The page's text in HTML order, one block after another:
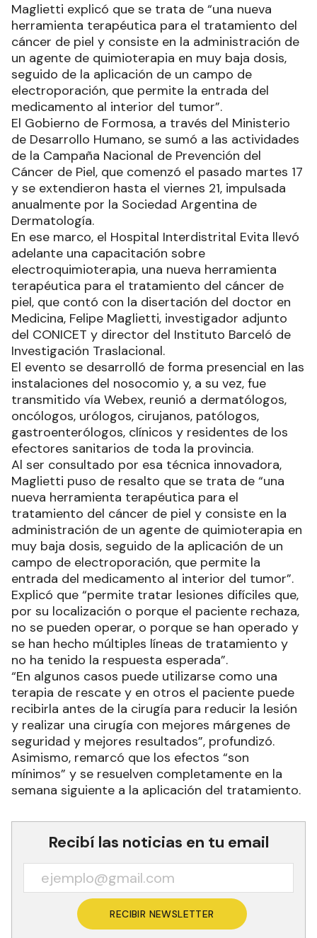
Maglietti explicó que se trata de “una nueva
herramienta terapéutica para el tratamiento del
cáncer de piel y consiste en la administración de
un agente de quimioterapia en muy baja dosis,
seguido de la aplicación de un campo de
electroporación, que permite la entrada del
medicamento al interior del tumor”.
El Gobierno de Formosa, a través del Ministerio
de Desarrollo Humano, se sumó a las actividades
de la Campaña Nacional de Prevención del
Cáncer de Piel, que comenzó el pasado martes 17
y se extendieron hasta el viernes 21, impulsada
anualmente por la Sociedad Argentina de
Dermatología.
En ese marco, el Hospital Interdistrital Evita llevó
adelante una capacitación sobre
electroquimioterapia, una nueva herramienta
terapéutica para el tratamiento del cáncer de
piel, que contó con la disertación del doctor en
Medicina, Felipe Maglietti, investigador adjunto
del CONICET y director del Instituto Barceló de
Investigación Traslacional.
El evento se desarrolló de forma presencial en las
instalaciones del nosocomio y, a su vez, fue
transmitido vía Webex, reunió a dermatólogos,
oncólogos, urólogos, cirujanos, patólogos,
gastroenterólogos, clínicos y residentes de los
efectores sanitarios de toda la provincia.
Al ser consultado por esa técnica innovadora,
Maglietti puso de resalto que se trata de “una
nueva herramienta terapéutica para el
tratamiento del cáncer de piel y consiste en la
administración de un agente de quimioterapia en
muy baja dosis, seguido de la aplicación de un
campo de electroporación, que permite la
entrada del medicamento al interior del tumor”.
Explicó que “permite tratar lesiones difíciles que,
por su localización o porque el paciente rechaza,
no se pueden operar, o porque se han operado y
se han hecho múltiples líneas de tratamiento y
no ha tenido la respuesta esperada”.
“En algunos casos puede utilizarse como una
terapia de rescate y en otros el paciente puede
recibirla antes de la cirugía para reducir la lesión
y realizar una cirugía con mejores márgenes de
seguridad y mejores resultados”, profundizó.
Asimismo, remarcó que los efectos “son
mínimos” y se resuelven completamente en la
semana siguiente a la aplicación del tratamiento.
Recibí las noticias en tu email
RECIBIR NEWSLETTER